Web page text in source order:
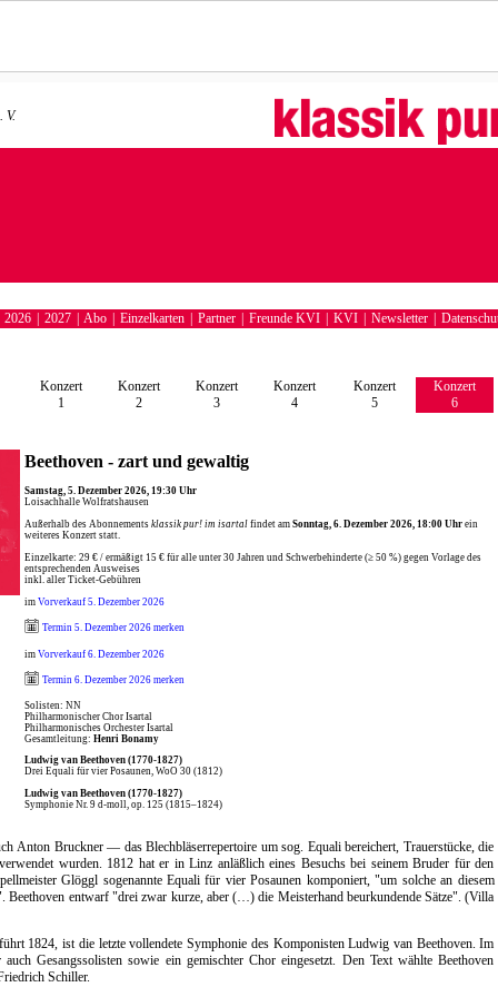
V.
2026 2027 Abo Einzelkarten Partner Freunde KVI KVI Newsletter
Konzert
1
Konzert
2
Konzert
3
Konzert
4
Konzert
5
Konzert
6
Beethoven - zart und gewaltig
Samstag, 5. Dezember 2026, 19:30 Uhr
Loisachhalle Wolfratshausen
Außerhalb des Abonnements klassik pur! im isartalfindet am Sonntag, 6. Dezember 2026, 18:00 Uhr ein
weiteres Konzert statt.
Einzelkarte: 29 € / ermäßigt 15 € für alle unter 30 Jahren und Schwerbehinderte (≥ 50 %) gegen Vorlage des
entsprechenden Ausweises
inkl. aller Ticket-Gebühren
im Vorverkauf 5. Dezember 2026
Termin 5. Dezember 2026 merken
im Vorverkauf 6. Dezember 2026
Termin 6. Dezember 2026 merken
Solisten: NN
Philharmonischer Chor Isartal
Philharmonisches Orchester Isartal
Gesamtleitung: Henri Bonamy
Ludwig van Beethoven (1770-1827)
Drei Equali für vier Posaunen, WoO 30 (1812)
Ludwig van Beethoven (1770-1827)
Symphonie Nr. 9 d-moll, op. 125 (1815–1824)
Anton Bruckner — das Blechbläserrepertoire um sog. Equali bereichert, Trauerstücke, die
wurden. 1812 hat er in Linz anläßlich eines Besuchs bei seinem Bruder für den
Glöggl sogenannte Equali für vier Posaunen komponiert, "um solche an diesem
Beethoven entwarf "drei zwar kurze, aber (…) die Meisterhand beurkundende Sätze". (Villa
1824, ist die letzte vollendete Symphonie des Komponisten Ludwig van Beethoven. Im
Gesangssolisten sowie ein gemischter Chor eingesetzt. Den Text wählte Beethoven
Schiller.